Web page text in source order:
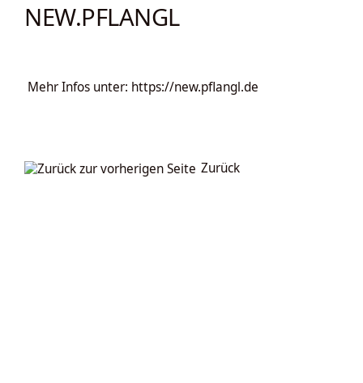
NEW.PFLANGL
Mehr Infos unter: https://new.pflangl.de
Zurück